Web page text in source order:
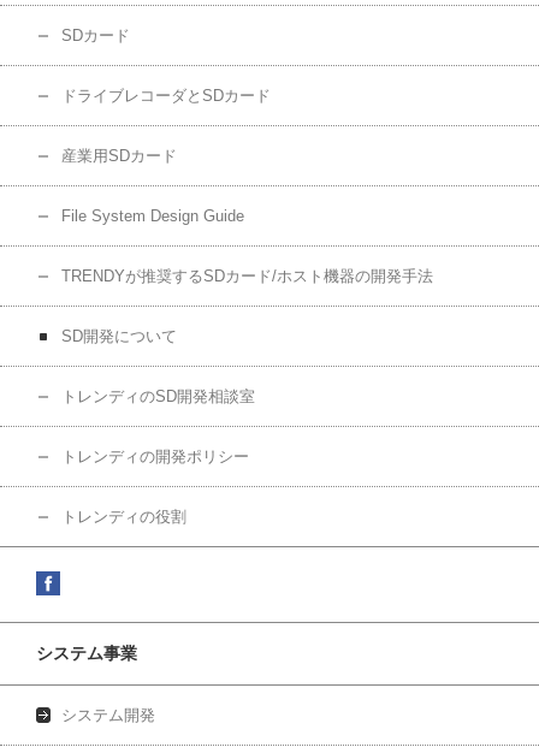
SDカード
ドライブレコーダとSDカード
産業用SDカード
File System Design Guide
TRENDYが推奨するSDカード/ホスト機器の開発手法
SD開発について
トレンディのSD開発相談室
トレンディの開発ポリシー
トレンディの役割
システム事業
システム開発